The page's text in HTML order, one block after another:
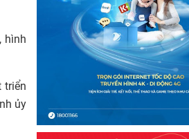
hình
triển
ủy